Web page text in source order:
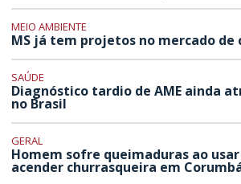
MEIO AMBIENTE
MS já tem projetos no mercado de
SAÚDE
Diagnóstico tardio de AME ainda
no Brasil
GERAL
Homem sofre queimaduras ao
acender churrasqueira em